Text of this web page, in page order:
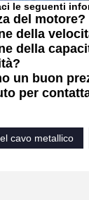
le seguenti
del motore?
della
della
un buon
per
cavo metallico